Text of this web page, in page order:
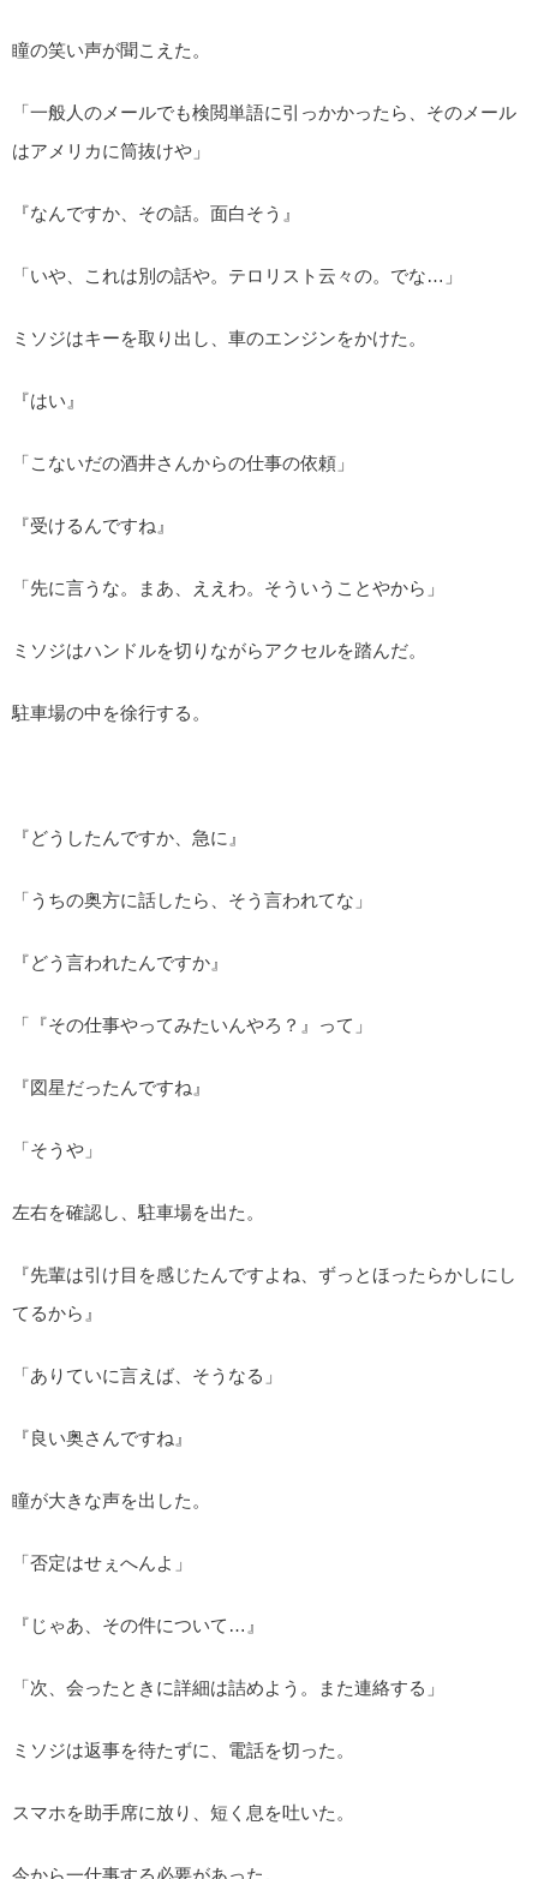
瞳の笑い声が聞こえた。
「一般人のメールでも検閲単語に引っかかったら、そのメール
はアメリカに筒抜けや」
『なんですか、その話。面白そう』
「いや、これは別の話や。テロリスト云々の。でな…」
ミソジはキーを取り出し、車のエンジンをかけた。
『はい』
「こないだの酒井さんからの仕事の依頼」
『受けるんですね』
「先に言うな。まあ、ええわ。そういうことやから」
ミソジはハンドルを切りながらアクセルを踏んだ。
駐車場の中を徐行する。
『どうしたんですか、急に』
「うちの奥方に話したら、そう言われてな」
『どう言われたんですか』
「『その仕事やってみたいんやろ？』って」
『図星だったんですね』
「そうや」
左右を確認し、駐車場を出た。
『先輩は引け目を感じたんですよね、ずっとほったらかしにし
てるから』
「ありていに言えば、そうなる」
『良い奥さんですね』
瞳が大きな声を出した。
「否定はせぇへんよ」
『じゃあ、その件について…』
「次、会ったときに詳細は詰めよう。また連絡する」
ミソジは返事を待たずに、電話を切った。
スマホを助手席に放り、短く息を吐いた。